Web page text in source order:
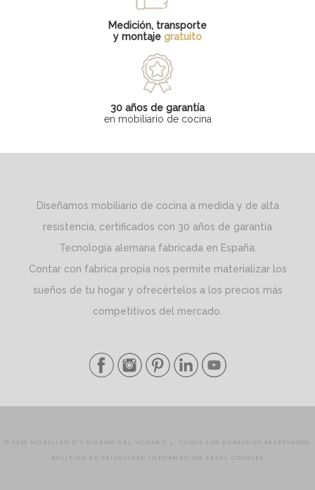
Medición, transporte
y montaje gratuito
30 años de garantía
en mobiliario de cocina
Diseñamos mobiliario de cocina a medida y de alta
resistencia, certificados con 30 años de garantía
Tecnología alemana fabricada en España.
Contar con fabrica propia nos permite materializar los
sueños de tu hogar y ofrecértelos a los precios más
competitivos del mercado.
© 2026 MOBILIARIO Y DISEÑO DEL HOGAR S.L. TODOS LOS DERECHOS RESERVADOS
POLÍTICA DE PRIVACIDAD INFORMACIÓN LEGAL COOKIES